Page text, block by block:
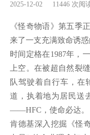
2025-12-02 11446 次阅
《怪奇物语》第五季
来了一支充满致命诱惑
时间定格在1987年，
上空。在被超自然裂
队驾驶着自行车，在
道，执着地为居民送
——HFC，使命必达。
肯德基深入挖掘《怪